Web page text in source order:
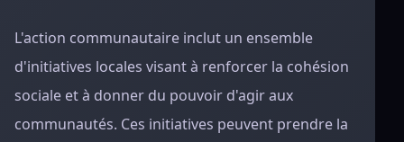
L'action communautaire inclut un ensemble
d'initiatives locales visant à renforcer la cohésion
sociale et à donner du pouvoir d'agir aux
communautés. Ces initiatives peuvent prendre la